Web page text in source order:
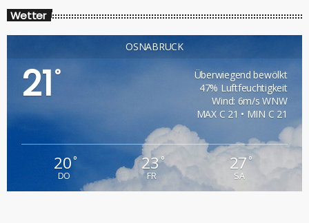
Wetter
OSNABRÜCK
21 °
Überwiegend bewölkt
47% Luftfeuchtigkeit
Wind: 6m/s WNW
MAX C 21 • MIN C 21
20°
DO
23°
FR
27°
SA